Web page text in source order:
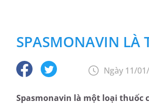
SPASMONAVIN LÀ
Ngày 11/
Spasmonavin là một loại thuốc